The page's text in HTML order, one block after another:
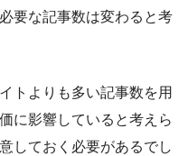
要な記事数は変わると考
トよりも多い記事数を用
に影響していると考えら
しておく必要があるでし